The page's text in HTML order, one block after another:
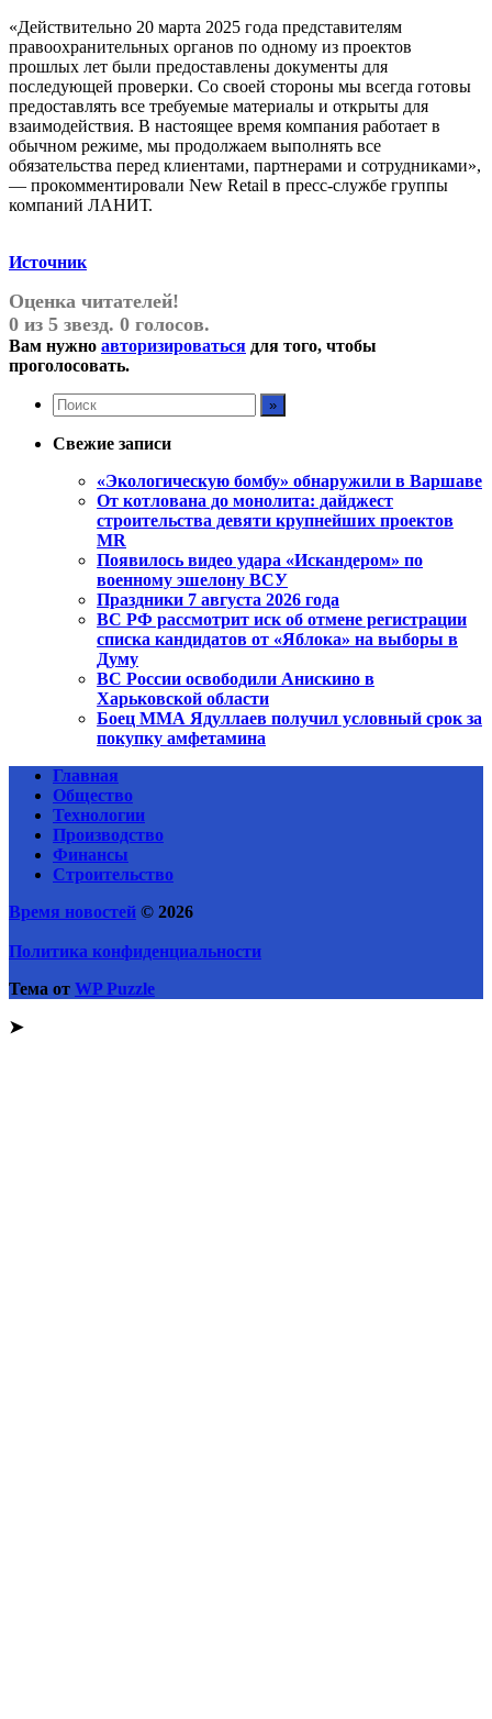
«Действительно 20 марта 2025 года представителям
правоохранительных органов по одному из проектов
прошлых лет были предоставлены документы для
последующей проверки. Со своей стороны мы всегда готовы
предоставлять все требуемые материалы и открыты для
взаимодействия. В настоящее время компания работает в
обычном режиме, мы продолжаем выполнять все
обязательства перед клиентами, партнерами и сотрудниками»,
— прокомментировали New Retail в пресс-службе группы
компаний ЛАНИТ.
Источник
Оценка читателей!
0 из 5 звезд. 0 голосов.
Вам нужно авторизироваться для того, чтобы
проголосовать.
Свежие записи
«Экологическую бомбу» обнаружили в Варшаве
От котлована до монолита: дайджест
строительства девяти крупнейших проектов
MR
Появилось видео удара «Искандером» по
военному эшелону ВСУ
Праздники 7 августа 2026 года
ВС РФ рассмотрит иск об отмене регистрации
списка кандидатов от «Яблока» на выборы в
Думу
ВС России освободили Анискино в
Харьковской области
Боец ММА Ядуллаев получил условный срок за
покупку амфетамина
Главная
Общество
Технологии
Производство
Финансы
Строительство
Время новостей © 2026
Политика конфиденциальности
Тема от WP Puzzle
➤